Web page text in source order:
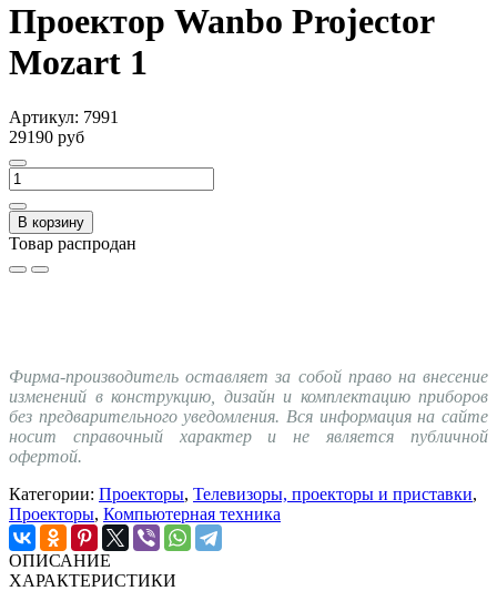
Проектор Wanbo Projector
Mozart 1
Артикул: 7991
29190 руб
В корзину
Товар распродан
Фирма-производитель оставляет за собой право на внесение
изменений в конструкцию, дизайн и комплектацию приборов
без предварительного уведомления. Вся информация на сайте
носит справочный характер и не является публичной
офертой.
Категории: Проекторы, Телевизоры, проекторы и приставки,
Проекторы, Компьютерная техника
ОПИСАНИЕ
ХАРАКТЕРИСТИКИ